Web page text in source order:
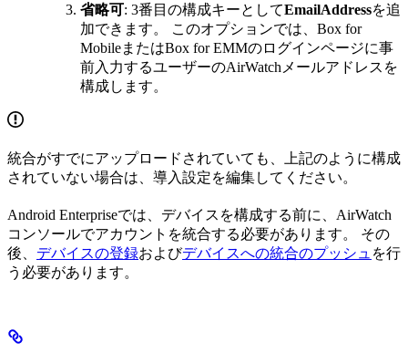
省略可: 3番目の構成キーとしてEmailAddressを追
加できます。 このオプションでは、Box for
MobileまたはBox for EMMのログインページに事
前入力するユーザーのAirWatchメールアドレスを
構成します。
統合がすでにアップロードされていても、上記のように構成
されていない場合は、導入設定を編集してください。
Android Enterpriseでは、デバイスを構成する前に、AirWatch
コンソールでアカウントを統合する必要があります。 その
後、 デバイスの登録およびデバイスへの統合のプッシュ を行
う必要があります。